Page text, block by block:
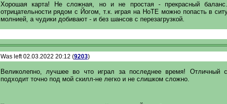
Хорошая карта! Не сложная, но и не простая - прекрасный
отрицательности рядом с Йогом, т.к. играя на НоТЕ можно попасть в
молнией, а чудики добивают - и без шансов с перезагрузкой.
Was left 02.03.2022 20:12 (9203)
Великолепно, лучшее во что играл за последнее время! Отличный
подходит точно под мой скилл-не легко и не слишком сложно.